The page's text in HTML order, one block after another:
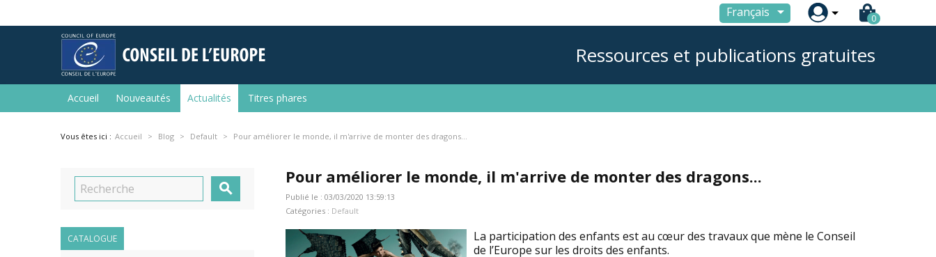
Français  0
Ressources et publications gratuites
Accueil Nouveautés Actualités Titres phares
Vous êtes ici : Accueil Blog Default Pour améliorer le monde, il m'arrive de monter des dragons...

CATALOGUE
Pour améliorer le monde, il m'arrive de monter des dragons...
Publié le : 03/03/2020 13:59:13
Catégories : Default
La participation des enfants est au cœur des travaux que mène le Conseil
de l’Europe sur les droits des enfants.